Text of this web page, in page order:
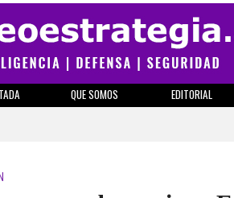
QUE SOMOS EDITORIAL